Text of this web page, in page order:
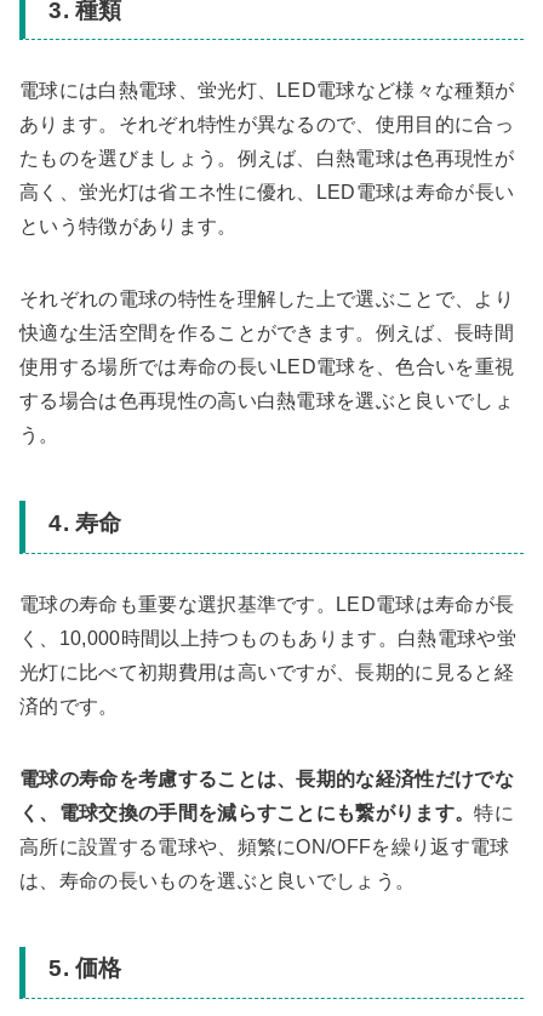
3. 種類
電球には白熱電球、蛍光灯、LED電球など様々な種類が
あります。それぞれ特性が異なるので、使用目的に合っ
たものを選びましょう。例えば、白熱電球は色再現性が
高く、蛍光灯は省エネ性に優れ、LED電球は寿命が長い
という特徴があります。
それぞれの電球の特性を理解した上で選ぶことで、より
快適な生活空間を作ることができます。例えば、長時間
使用する場所では寿命の長いLED電球を、色合いを重視
する場合は色再現性の高い白熱電球を選ぶと良いでしょ
う。
4. 寿命
電球の寿命も重要な選択基準です。LED電球は寿命が長
く、10,000時間以上持つものもあります。白熱電球や蛍
光灯に比べて初期費用は高いですが、長期的に見ると経
済的です。
電球の寿命を考慮することは、長期的な経済性だけでな
く、電球交換の手間を減らすことにも繋がります。特に
高所に設置する電球や、頻繁にON/OFFを繰り返す電球
は、寿命の長いものを選ぶと良いでしょう。
5. 価格